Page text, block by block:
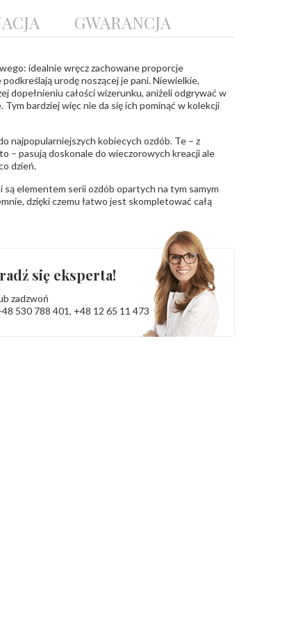
GWARANCJA
idealnie wręcz zachowane proporcje
urodę noszącej je pani. Niewielkie,
dopełnieniu całości wizerunku, aniżeli odgrywać w
bardziej więc nie da się ich pominąć w kolekcji
najpopularniejszych kobiecych ozdób. Te – z
– pasują doskonale do wieczorowych kreacji ale
dzień.
są elementem serii ozdób opartych na tym samym
dzięki czemu łatwo jest skompletować całą
się eksperta!
zadzwoń
530 788 401, +48 12 65 11 473